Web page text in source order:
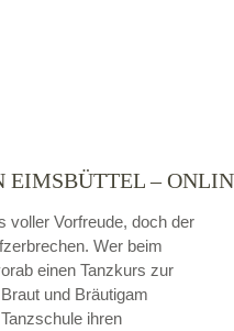
EIMSBÜTTEL –
voller Vorfreude, doch der
Wer beim
einen Tanzkurs zur
und Bräutigam
ihren